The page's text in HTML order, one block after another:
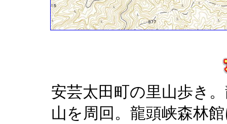
安芸太田町の里山歩き
山を周回。龍頭峡森林